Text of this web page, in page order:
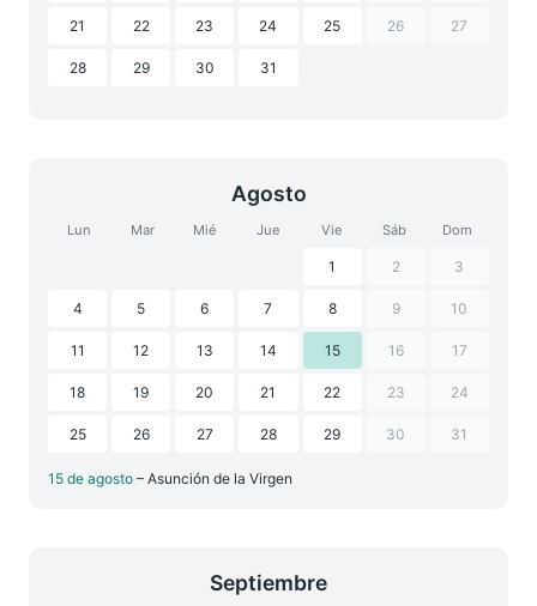
21 22 23 24 25 26 27
28 29 30 31
Agosto
Lun Mar Mié Jue Vie Sáb Dom
1 2 3
4 5 6 7 8 9 10
11 12 13 14 15 16 17
18 19 20 21 22 23 24
25 26 27 28 29 30 31
15 de agosto – Asunción de la Virgen
Septiembre